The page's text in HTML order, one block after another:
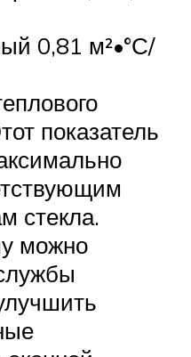
0,81 м²•°С/
показатель
стекла.
можно